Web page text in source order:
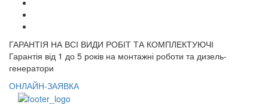
ГАРАНТІЯ НА ВСІ ВИДИ РОБІТ ТА КОМПЛЕКТУЮЧІ
Гарантія від 1 до 5 років на монтажні роботи та дизель-
генератори
ОНЛАЙН-ЗАЯВКА